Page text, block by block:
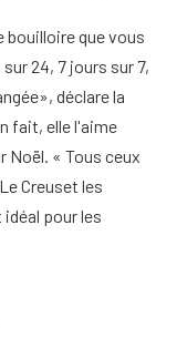
bouilloire que vous
24, 7 jours sur 7,
déclare la
fait, elle l'aime
Noël. « Tous ceux
Creuset les
pour les